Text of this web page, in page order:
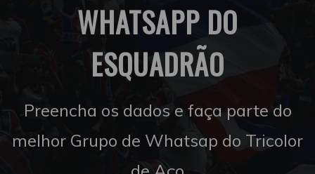
WHATSAPP DO
ESQUADRÃO
Preencha os dados e faça parte do
melhor Grupo de Whatsap do Tricolor